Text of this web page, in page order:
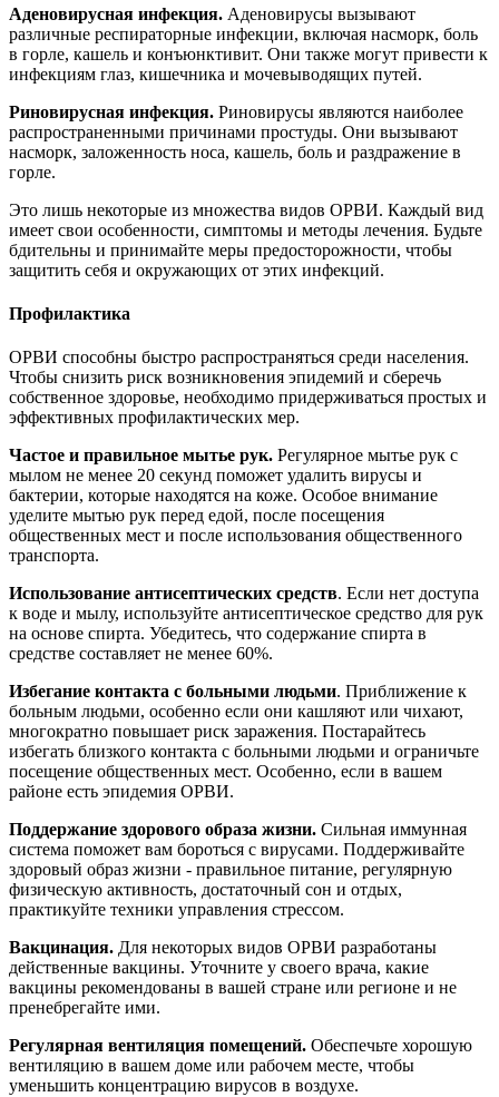
Аденовирусная инфекция. Аденовирусы вызывают
различные респираторные инфекции, включая насморк, боль
в горле, кашель и конъюнктивит. Они также могут привести к
инфекциям глаз, кишечника и мочевыводящих путей.
Риновирусная инфекция. Риновирусы являются наиболее
распространенными причинами простуды. Они вызывают
насморк, заложенность носа, кашель, боль и раздражение в
горле.
Это лишь некоторые из множества видов ОРВИ. Каждый вид
имеет свои особенности, симптомы и методы лечения. Будьте
бдительны и принимайте меры предосторожности, чтобы
защитить себя и окружающих от этих инфекций.
Профилактика
ОРВИ способны быстро распространяться среди населения.
Чтобы снизить риск возникновения эпидемий и сберечь
собственное здоровье, необходимо придерживаться простых и
эффективных профилактических мер.
Частое и правильное мытье рук. Регулярное мытье рук с
мылом не менее 20 секунд поможет удалить вирусы и
бактерии, которые находятся на коже. Особое внимание
уделите мытью рук перед едой, после посещения
общественных мест и после использования общественного
транспорта.
Использование антисептических средств. Если нет доступа
к воде и мылу, используйте антисептическое средство для рук
на основе спирта. Убедитесь, что содержание спирта в
средстве составляет не менее 60%.
Избегание контакта с больными людьми. Приближение к
больным людьми, особенно если они кашляют или чихают,
многократно повышает риск заражения. Постарайтесь
избегать близкого контакта с больными людьми и ограничьте
посещение общественных мест. Особенно, если в вашем
районе есть эпидемия ОРВИ.
Поддержание здорового образа жизни. Сильная иммунная
система поможет вам бороться с вирусами. Поддерживайте
здоровый образ жизни - правильное питание, регулярную
физическую активность, достаточный сон и отдых,
практикуйте техники управления стрессом.
Вакцинация. Для некоторых видов ОРВИ разработаны
действенные вакцины. Уточните у своего врача, какие
вакцины рекомендованы в вашей стране или регионе и не
пренебрегайте ими.
Регулярная вентиляция помещений. Обеспечьте хорошую
вентиляцию в вашем доме или рабочем месте, чтобы
уменьшить концентрацию вирусов в воздухе.